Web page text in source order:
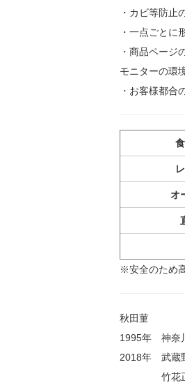
・カビ等防止
・一点ごとに
・商品ページ
モニターの環
・お客様都合
オ
※安全のため
秋田菫
1995年 神奈
2018年 武蔵
竹花正弘